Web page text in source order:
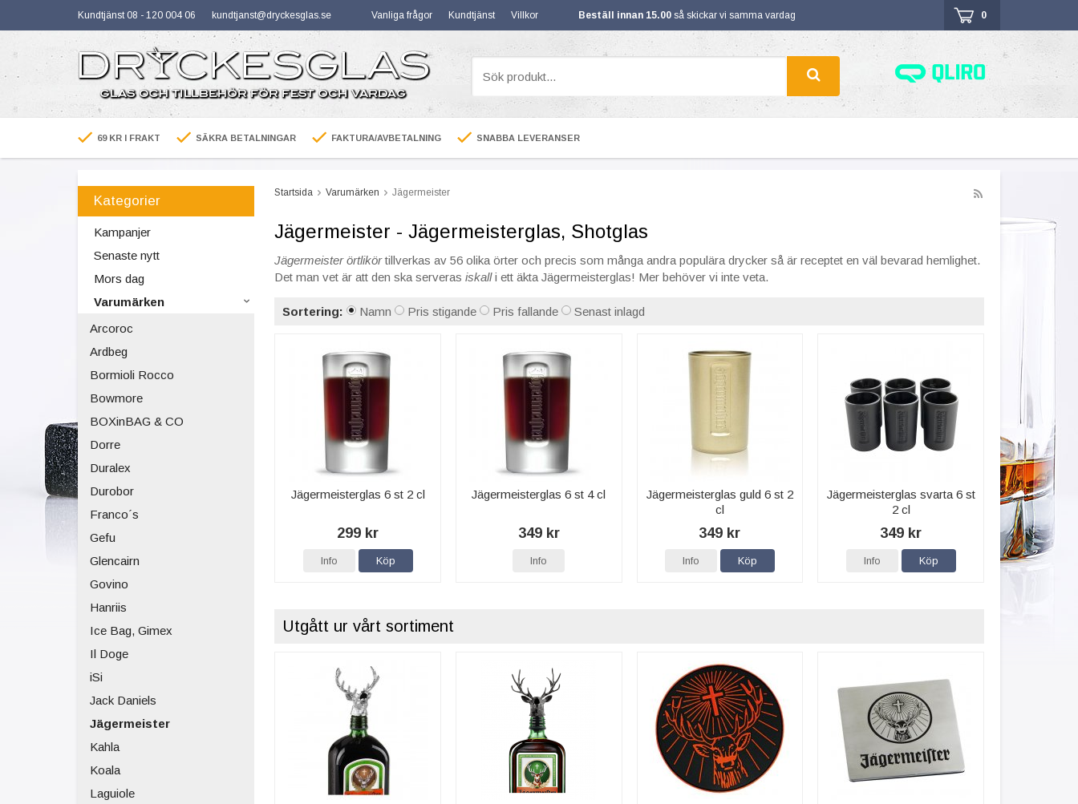
Kundtjänst 08 - 120 004 06 kundtjanst@dryckesglas.se Vanliga frågor Kundtjänst Villkor Beställ innan 15.00 så skickar vi samma vardag 0
69 KR I FRAKT SÄKRA BETALNINGAR FAKTURA/AVBETALNING SNABBA LEVERANSER
Kategorier
Kampanjer
Senaste nytt
Mors dag
Varumärken
Arcoroc
Ardbeg
Bormioli Rocco
Bowmore
BOXinBAG & CO
Dorre
Duralex
Durobor
Franco´s
Gefu
Glencairn
Govino
Hanriis
Ice Bag, Gimex
Il Doge
iSi
Jack Daniels
Jägermeister
Kahla
Koala
Laguiole
Startsida Varumärken Jägermeister
Jägermeister - Jägermeisterglas, Shotglas
Jägermeister örtlikörtillverkas av 56 olika örter och precis som många andra populära drycker så är receptet en väl bevarad hemlighet.
Det man vet är att den ska serveras iskalli ett äkta Jägermeisterglas! Mer behöver vi inte veta.
Sortering: Namn Pris stigande Pris fallande Senast inlagd
Jägermeisterglas 6 st 2 cl
299 kr
Info Köp
Jägermeisterglas 6 st 4 cl
349 kr
Info
Jägermeisterglas guld 6 st 2
cl
349 kr
Info Köp
Jägermeisterglas svarta 6 st
2 cl
349 kr
Info Köp
Utgått ur vårt sortiment